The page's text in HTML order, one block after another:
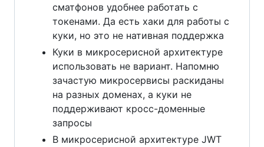
сматфонов удобнее работать с
токенами. Да есть хаки для работы с
куки, но это не нативная поддержка
Куки в микросерисной архитектуре
использовать не вариант. Напомню
зачастую микросервисы раскиданы
на разных доменах, а куки не
поддерживают кросc-доменные
запросы
В микросерисной архитектуре JWT